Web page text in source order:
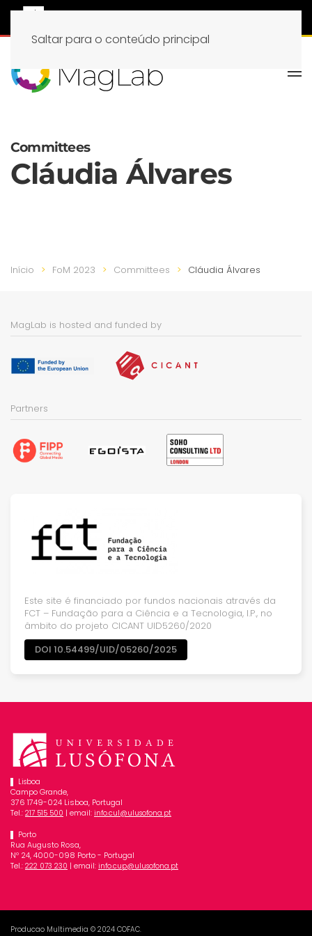
Saltar para o conteúdo principal
Committees
Cláudia Álvares
Início FoM 2023 Committees Cláudia Álvares
MagLab is hosted and funded by
Partners
Este site é financiado por fundos nacionais através da
FCT – Fundação para a Ciência e a Tecnologia, I.P., no
âmbito do projeto CICANT UID5260/2020
DOI 10.54499/UID/05260/2025
Lisboa
Campo Grande,
376 1749-024 Lisboa, Portugal
Tel.: 217 515 500 | email: info.cul@ulusofona.pt
Porto
Rua Augusto Rosa,
Nº 24, 4000-098 Porto - Portugal
Tel.: 222 073 230 | email: info.cup@ulusofona.pt
Producao Multimedia © 2024 COFAC.